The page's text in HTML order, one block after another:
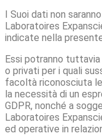
I Suoi dati non
Laboratoires
indicate nella
Essi potranno
o privati per i quali
facoltà riconosciuta
la necessità di un
GDPR, nonché a
Laboratoires
ed operative in